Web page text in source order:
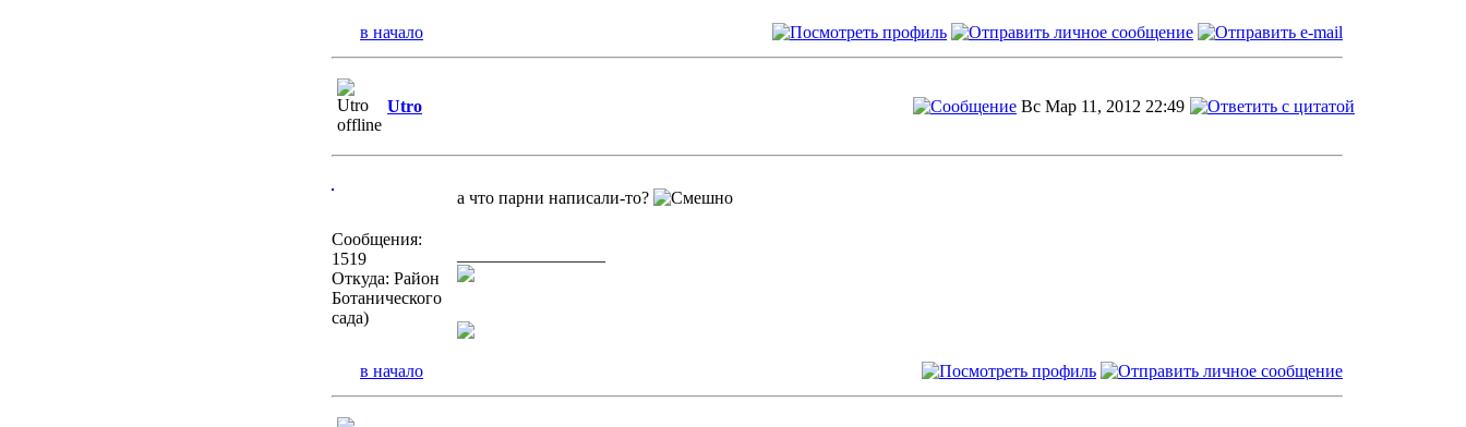
в начало
Utro Вс Мар 11, 2012 22:49
Сообщения:
1519
Откуда: Район
Ботанического
сада)
а что парни написали-то?
в начало